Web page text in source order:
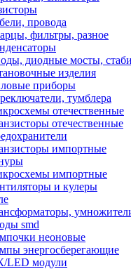
провода
фильтры, разное
диодные мосты,
изделия
приборы
тумблера
отечественные
отечественные
импортные
импортные
и кулеры
smd
неоновые
энергосберегающие
LED модули